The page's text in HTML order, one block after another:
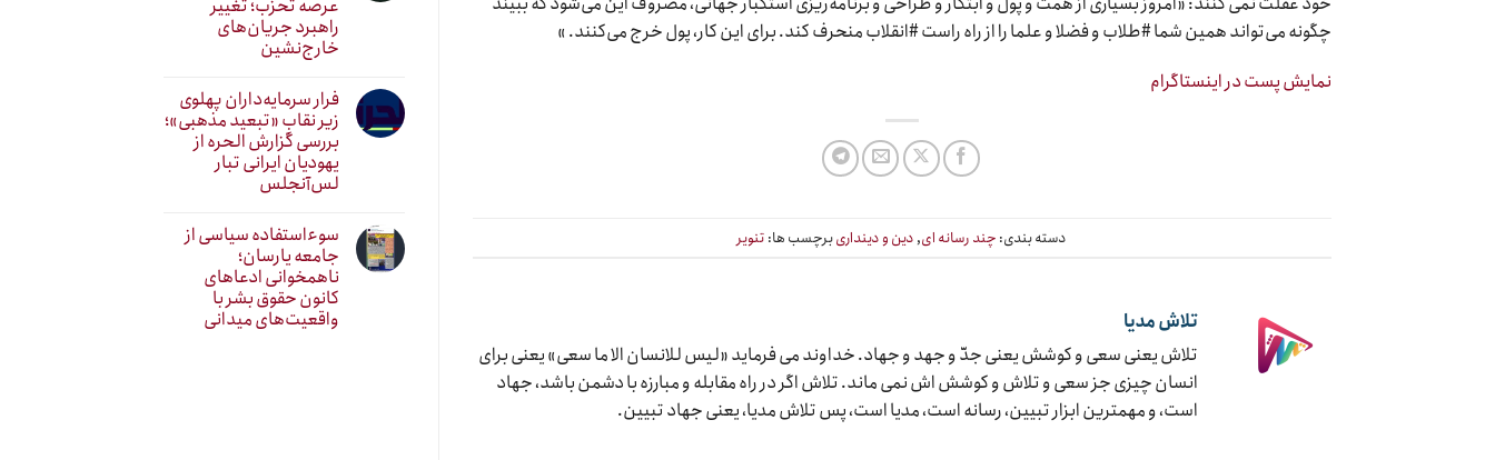
چگونه می‌تواند همین شما #طلاب و فضلا و علما را از راه راست #انقلاب منحرف کند. برای این کار، پول خرج می‌کنند. »
نمایش پست در اینستاگرام
دسته بندی: چند رسانه ای, دین و دینداریبرچسب ها: تنویر
تلاش مدیا
تلاش یعنی سعی و کوشش یعنی جدّ و جهد و جهاد. خداوند می فرماید «لیس للانسان الا ما سعی» یعنی برای
انسان چیزی جز سعی و تلاش و کوشش اش نمی ماند. تلاش اگر در راه مقابله و مبارزه با دشمن باشد، جهاد
است، و مهمترین ابزار تبیین، رسانه است، مدیا است، پس تلاش مدیا، یعنی جهاد تبیین.
عرصه تحزب؛ تغییر
راهبرد جریان‌های
خارج‌نشین
فرار سرمایه‌داران پهلوی
زیر نقابِ «تبعید مذهبی»؛
بررسی گزارش الحره از
یهودیان ایرانی تبار
لس‌آنجلس
سوءاستفاده سیاسی از
جامعه یارسان؛
ناهمخوانی ادعاهای
کانون حقوق بشر با
واقعیت‌های میدانی